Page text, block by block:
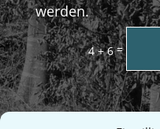
werden.
4 + 6=